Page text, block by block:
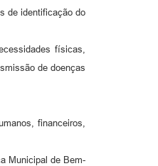
de identificação do
físicas,
de doenças
financeiros,
Municipal de Bem-